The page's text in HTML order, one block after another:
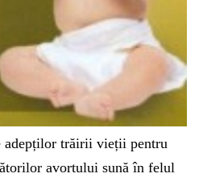
adepților trăirii vieții pentru
avortului sună în felul